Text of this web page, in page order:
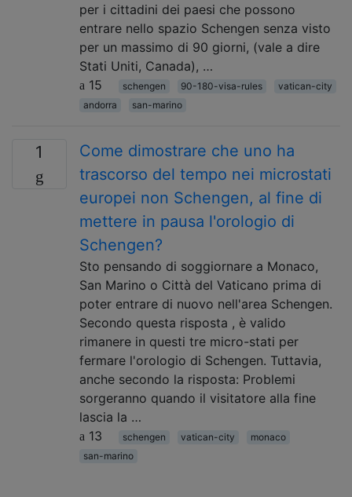
per i cittadini dei paesi che possono
entrare nello spazio Schengen senza visto
per un massimo di 90 giorni, (vale a dire
Stati Uniti, Canada), …
15
schengen 90-180-visa-rules
vatican-city
andorra
san-marino
1
Come dimostrare che uno ha
trascorso del tempo nei microstati
europei non Schengen, al fine di
mettere in pausa l'orologio di
Schengen?
Sto pensando di soggiornare a Monaco,
San Marino o Città del Vaticano prima di
poter entrare di nuovo nell'area Schengen.
Secondo questa risposta , è valido
rimanere in questi tre micro-stati per
fermare l'orologio di Schengen. Tuttavia,
anche secondo la risposta: Problemi
sorgeranno quando il visitatore alla fine
lascia la …
13
schengen vatican-city
monaco
san-marino